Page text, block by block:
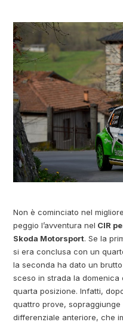
Non è cominciato nel
peggio l’avventura nel CIR
Skoda Motorsport. Se la
si era conclusa con un
la seconda ha dato un
sceso in strada la
quarta posizione. Infatti,
quattro prove,
differenziale anteriore, che